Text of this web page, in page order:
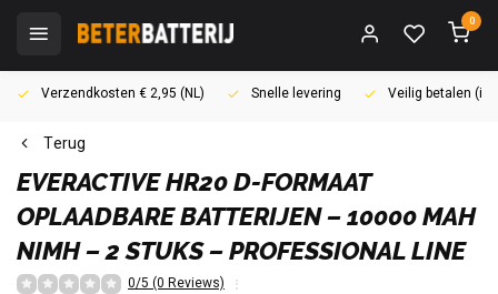
0
Verzendkosten € 2,95 (NL) Snelle levering Veilig betalen
Terug
EVERACTIVEHR20 D-FORMAAT
OPLAADBARE BATTERIJEN – 10000 MAH
NIMH – 2 STUKS – PROFESSIONAL LINE​
0/5 (0 Reviews)